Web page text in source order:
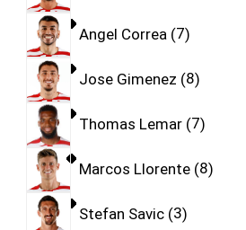
Angel Correa 7
Jose Gimenez 8
Thomas Lemar 7
Marcos Llorente 8
Stefan Savic 3